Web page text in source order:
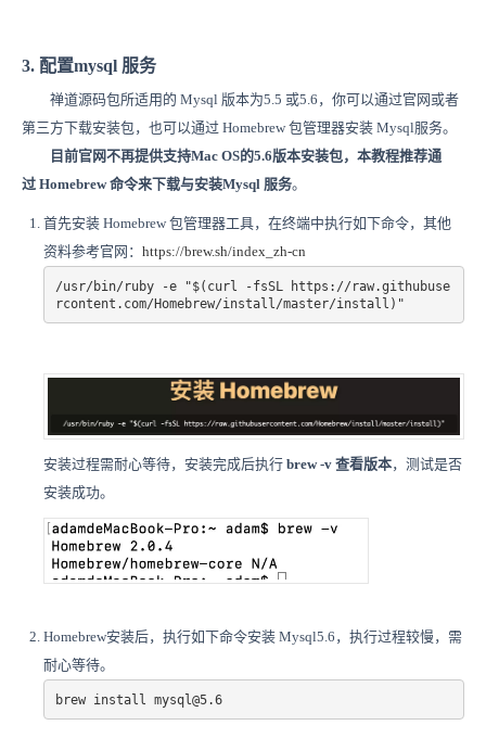
3. 配置mysql 服务
禅道源码包所适用的 Mysql 版本为5.5 或5.6，你可以通过官网或者
第三方下载安装包，也可以通过 Homebrew 包管理器安装 Mysql服务。
目前官网不再提供支持Mac OS的5.6版本安装包， 本教程推荐通
过 Homebrew 命令来下载与安装Mysql 服务。
首先安装 Homebrew 包管理器工具， 在终端中执行如下命令，其他
资料参考官网： https://brew.sh/index_zh-cn
/usr/bin/ruby -e "$(curl -fsSL https://raw.githubuse
rcontent.com/Homebrew/install/master/install)"
安装过程需耐心等待，安装完成后执行 brew -v 查看版本，测试是否
安装成功。
Homebrew安装后，执行如下命令安装 Mysql5.6，执行过程较慢，需
耐心等待。
brew install mysql@5.6